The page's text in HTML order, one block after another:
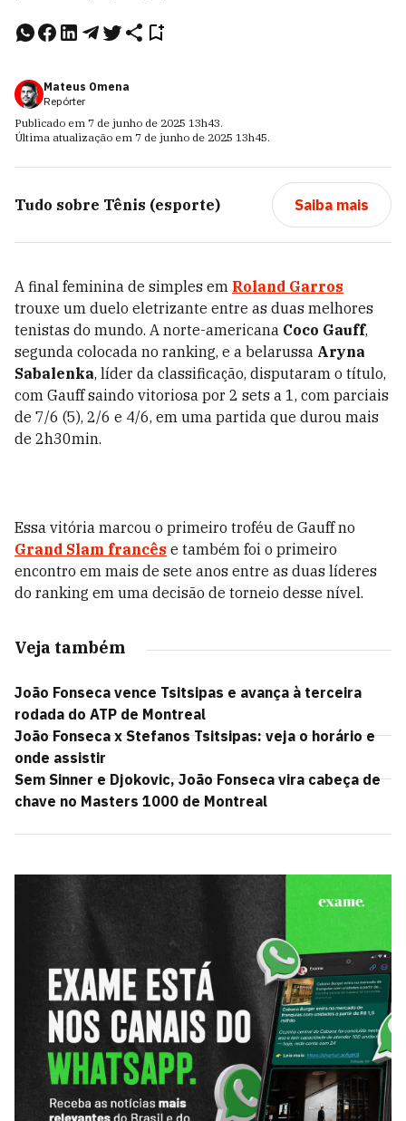
Mateus Omena
Repórter
Publicado em 7 de junho de 2025 13h43.
Última atualização em 7 de junho de 2025 13h45.
Tudo sobre Tênis (esporte) Saiba mais
A final feminina de simples em Roland Garros
trouxe um duelo eletrizante entre as duas melhores
tenistas do mundo. A norte-americana Coco Gauff,
segunda colocada no ranking, e a belarussa Aryna
Sabalenka, líder da classificação, disputaram o título,
com Gauff saindo vitoriosa por 2 sets a 1, com parciais
de 7/6 (5), 2/6 e 4/6, em uma partida que durou mais
de 2h30min.
Essa vitória marcou o primeiro troféu de Gauff no
Grand Slam francês e também foi o primeiro
encontro em mais de sete anos entre as duas líderes
do ranking em uma decisão de torneio desse nível.
Veja também
João Fonseca vence Tsitsipas e avança à terceira
rodada do ATP de Montreal
João Fonseca x Stefanos Tsitsipas: veja o horário e
onde assistir
Sem Sinner e Djokovic, João Fonseca vira cabeça de
chave no Masters 1000 de Montreal